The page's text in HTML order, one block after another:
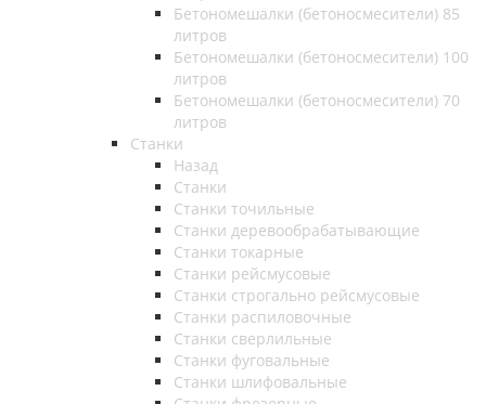
Бетономешалки (бетоносмесители) 85
литров
Бетономешалки (бетоносмесители) 100
литров
Бетономешалки (бетоносмесители) 70
литров
Станки
Назад
Станки
Станки точильные
Станки деревообрабатывающие
Станки токарные
Станки рейсмусовые
Станки строгально рейсмусовые
Станки распиловочные
Станки сверлильные
Станки фуговальные
Станки шлифовальные